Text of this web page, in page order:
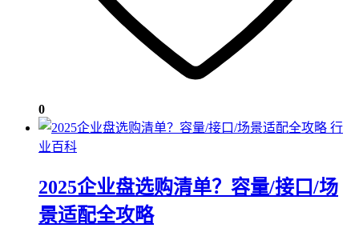
0
行
业百科
2025企业盘选购清单？容量/接口/场
景适配全攻略